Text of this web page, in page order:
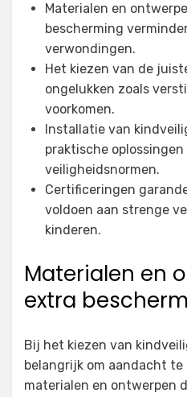
Materialen en
bescherming
verwondingen.
Het kiezen van de
ongelukken zoals
voorkomen.
Installatie van
praktische
veiligheidsnormen.
Certificeringen
voldoen aan strenge
kinderen.
Materialen en
extra
Bij het kiezen van
belangrijk om aandacht te
materialen en ontwerpen